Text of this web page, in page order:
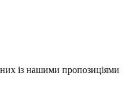
із нашими пропозиціями